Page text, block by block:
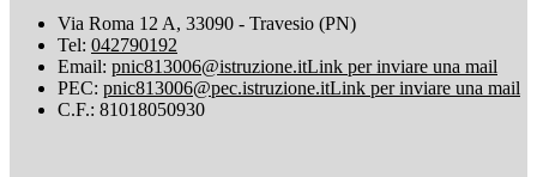
Via Roma 12 A, 33090 - Travesio (PN)
Tel: 042790192
Email: pnic813006@istruzione.itLink per inviare una mail
PEC: pnic813006@pec.istruzione.itLink per inviare una mail
C.F.: 81018050930